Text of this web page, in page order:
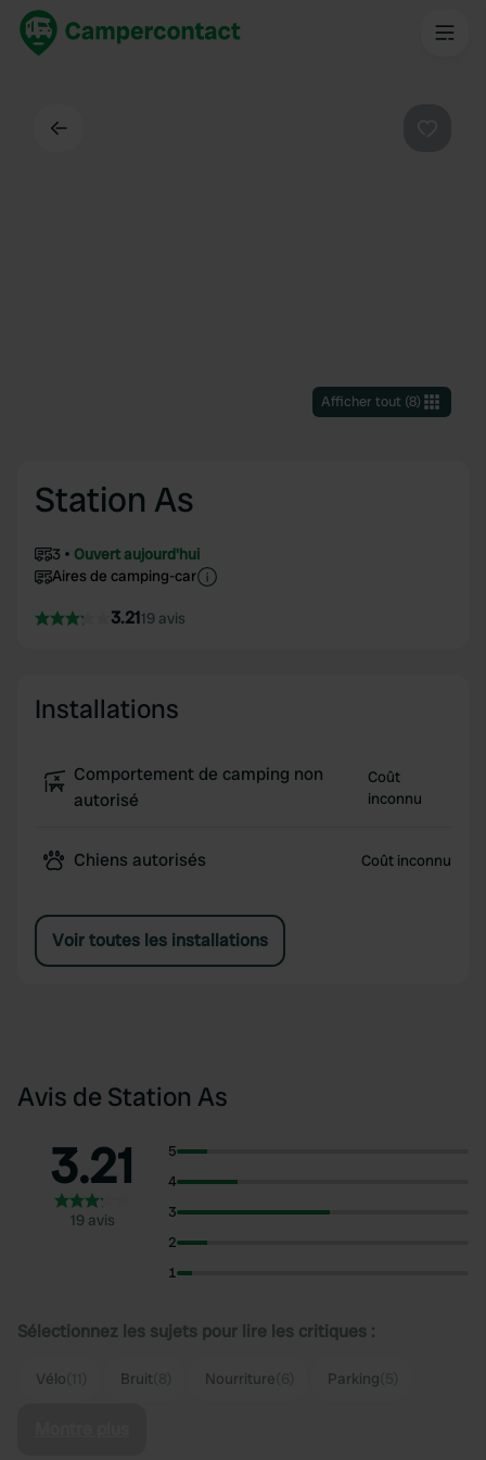
Afficher tout(8)
Station As
3
Ouvert aujourd'hui
Aires de camping-car
3.2119 avis
Installations
Comportement de camping non
autorisé
Coût
inconnu
Chiens autorisés Coût inconnu
Voir toutes les installations
Avis de Station As
3.21
19 avis
5
4
3
2
1
Sélectionnez les sujets pour lire les critiques :
Vélo Bruit Nourriture Parking